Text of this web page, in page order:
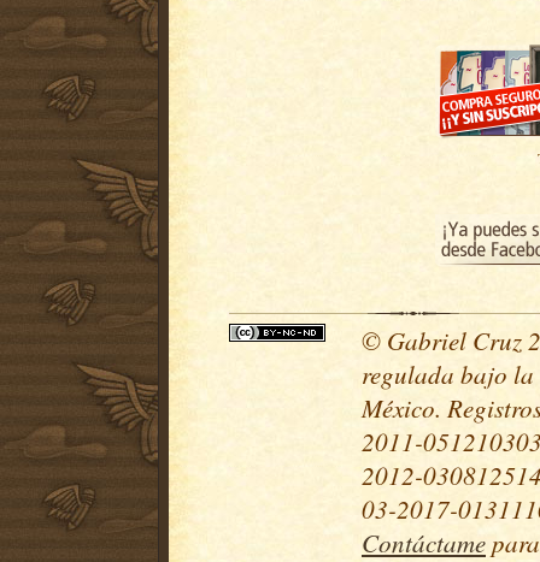
© Gabriel Cruz
regulada bajo la
México.
2011-
2012-
03-2017-
Contáctame